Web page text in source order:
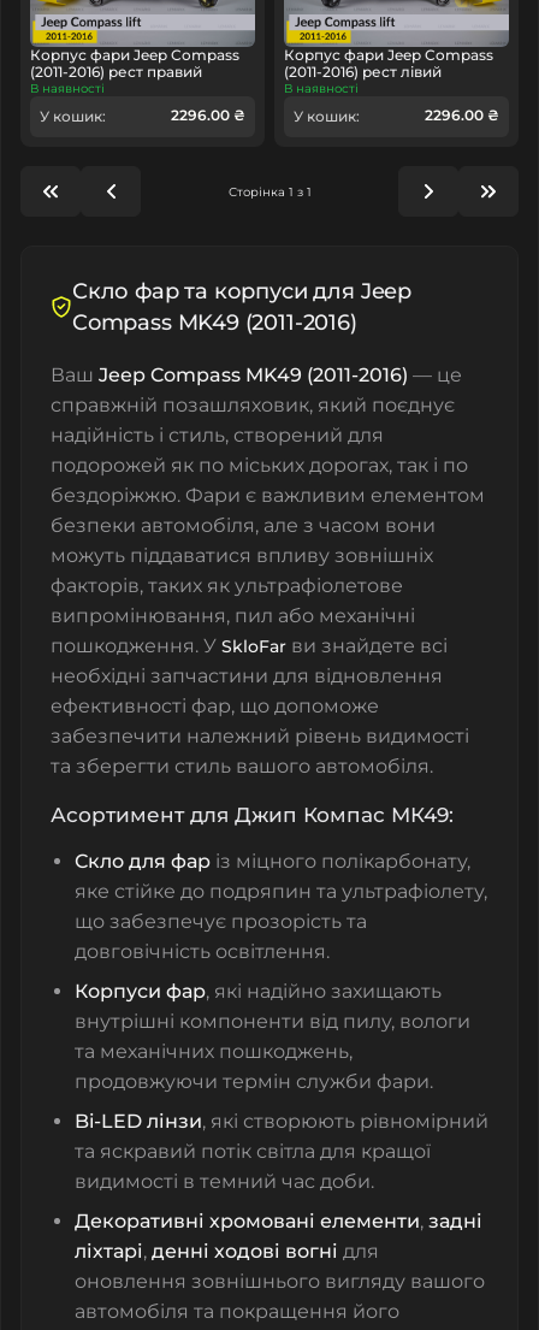
Корпус фари Jeep Compass
(2011-2016) рест правий
В наявності
У кошик: 2296.00 ₴
Корпус фари Jeep Compass
(2011-2016) рест лівий
В наявності
У кошик: 2296.00 ₴
Сторінка 1 з 1
Скло фар та корпуси для Jeep
Compass MK49 (2011-2016)
Ваш Jeep Compass MK49 (2011-2016) — це
справжній позашляховик, який поєднує
надійність і стиль, створений для
подорожей як по міських дорогах, так і по
бездоріжжю. Фари є важливим елементом
безпеки автомобіля, але з часом вони
можуть піддаватися впливу зовнішніх
факторів, таких як ультрафіолетове
випромінювання, пил або механічні
пошкодження. У SkloFar ви знайдете всі
необхідні запчастини для відновлення
ефективності фар, що допоможе
забезпечити належний рівень видимості
та зберегти стиль вашого автомобіля.
Асортимент для Джип Компас МК49:
Скло для фар із міцного полікарбонату,
яке стійке до подряпин та ультрафіолету,
що забезпечує прозорість та
довговічність освітлення.
Корпуси фар, які надійно захищають
внутрішні компоненти від пилу, вологи
та механічних пошкоджень,
продовжуючи термін служби фари.
Bi-LED лінзи, які створюють рівномірний
та яскравий потік світла для кращої
видимості в темний час доби.
Декоративні хромовані елементи, задні
ліхтарі, денні ходові вогні для
оновлення зовнішнього вигляду вашого
автомобіля та покращення його